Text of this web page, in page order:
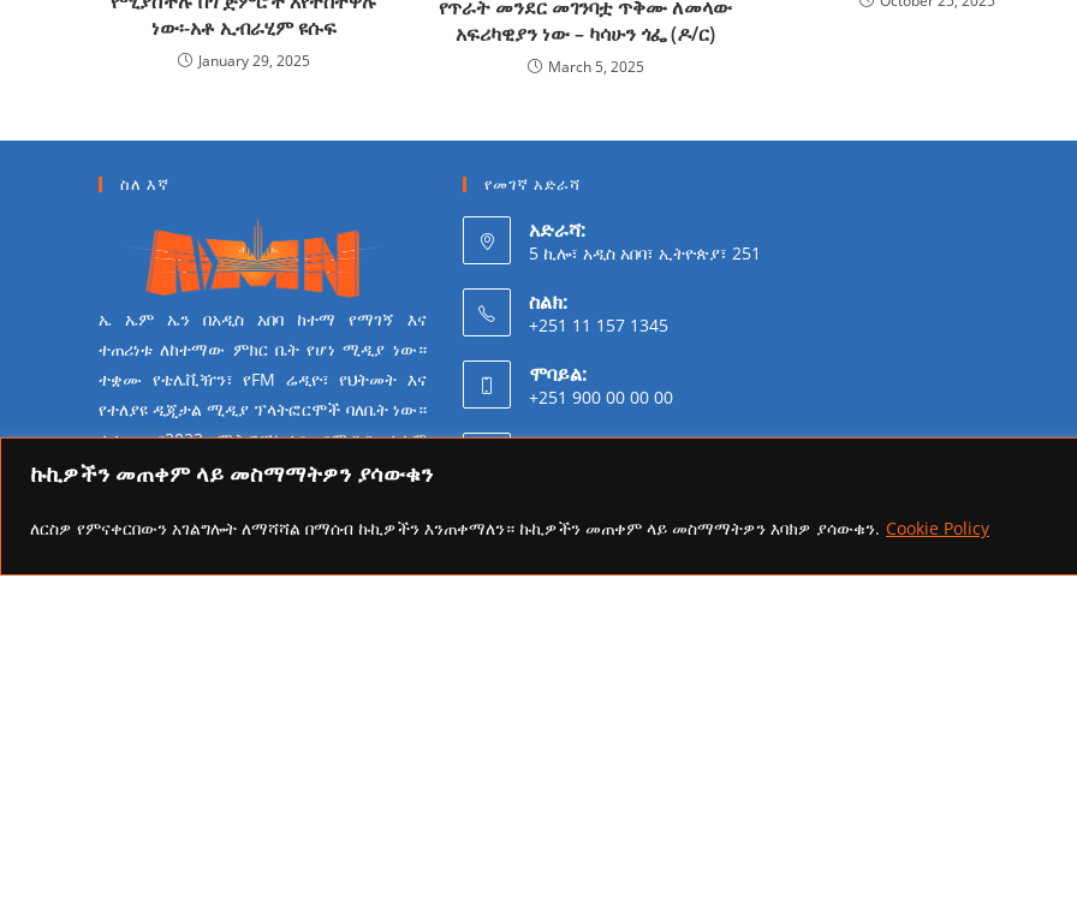
ኩኪዎችን መጠቀም ላይ መስማማትዎን ያሳውቁን
ለርስዎ የምናቀርበውን አገልግሎት ለማሻሻል በማሰብ ኩኪዎችን እንጠቀማለን። ኩኪዎችን መጠቀም ላይ መስማማትዎን እባክዎ ያሳውቁን. Cookie Policy
ነው፡-አቶ ኢብራሂም ዩሱፍ
January 29, 2025
የጥራት መንደር መገንባቷ ጥቅሙ ለመላው
አፍሪካዊያን ነው – ካሳሁን ጎፌ (ዶ/ር)
March 5, 2025
ስለ እኛ
ኤ ኤም ኤን በአዲስ አበባ ከተማ የማገኝ እና
ተጠሪነቱ ለከተማው ምክር ቤት የሆነ ሚዲያ ነው።
ተቋሙ የቴሌቪዥን፣ የFM ሬዲዮ፣ የህትመት እና
የተለያዩ ዲጂታል ሚዲያ ፕላትፎርሞች ባለቤት ነው።
ተቋሙ በ2023 ሜትሮፖሊታን የሚዲያ ተቋም
የመሆን ራዕይ ሰንቆ የይዘት
የመገኛ አድራሻ
አድራሻ:
5 ኪሎ፣ አዲስ አበባ፣ ኢትዮጵያ፣ 251
ስልክ:
+251 11 157 1345
ሞባይል:
+251 900 00 00 00
ፋክስ:
ኢሜይል:
addisaammaa@gmail.com